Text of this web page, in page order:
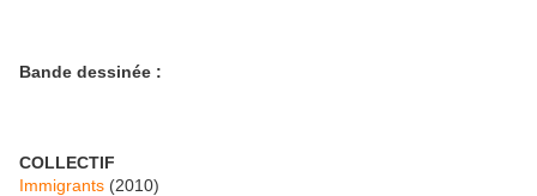
Bande dessinée :
COLLECTIF
Immigrants (2010)